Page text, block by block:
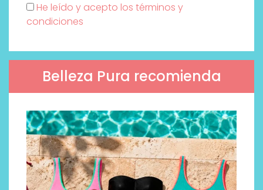
He leído y acepto los términos y
condiciones
Belleza Pura recomienda